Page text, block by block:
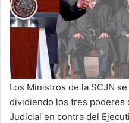
Los Ministros de la SCJN
dividiendo los tres poderes
Judicial en contra del